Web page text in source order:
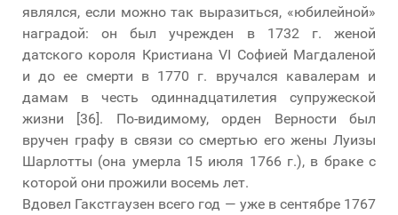
являлся, если можно так выразиться, «юбилейной»
наградой: он был учрежден в 1732 г. женой
датского короля Кристиана VI Софией Магдаленой
и до ее смерти в 1770 г. вручался кавалерам и
дамам в честь одиннадцатилетия супружеской
жизни [36]. По-видимому, орден Верности был
вручен графу в связи со смертью его жены Луизы
Шарлотты (она умерла 15 июля 1766 г.), в браке с
которой они прожили восемь лет.
Вдовел Гакстгаузен всего год — уже в сентябре 1767